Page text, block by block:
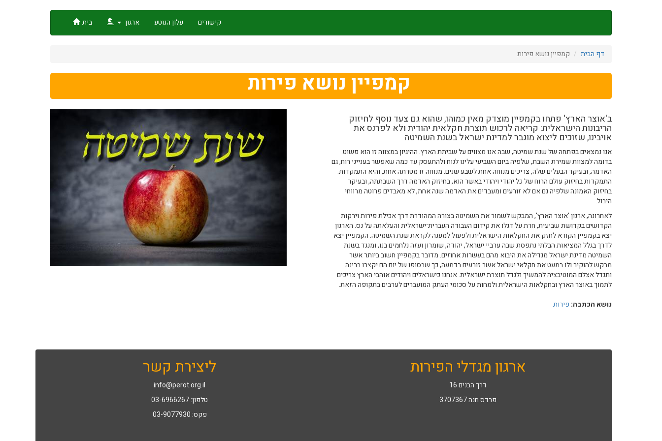
בית ארגון עלון הנוטע קישורים
דף הבית קמפיין נושא פירות
קמפיין נושא פירות
ב'אוצר הארץ' פתחו בקמפיין מוצדק מאין כמוהו, שהוא גם צעד נוסף לחיזוק
הריבונות הישראלית: קריאה לרכוש תוצרת חקלאית יהודית ולא לפרנס את
אויבינו, שזוכים ליצוא מוגבר למדינת ישראל בשנת השמיטה
אנו נמצאים בפתחה של שנת שמיטה, שבה אנו מצווים על שביתת הארץ. ההיגיון במצווה זו הוא פשוט.
בדומה למצוות שמירת השבת, שלפיה ביום השביעי עלינו לנוח ולהתעסק עד כמה שאפשר בענייני רוח, גם
האדמה, ובעיקר הבעלים שלה, צריכים מנוחה אחת לשבע שנים. מנוחה זו מטרתה אחת, והיא התמקדות.
התמקדות בחיזוק עולם הרוח של כל יהודי ויהודי באשר הוא, בחיזוק האדמה דרך השבתתה, ובעיקר
בחיזוק האמונה שלפיה גם אם לא זורעים ומעבדים את האדמה שנה אחת, לא מאבדים פרוטה מרווחי
היבול.
לאחרונה, ארגון 'אוצר הארץ', המבקש לשמור את השמיטה בצורה המהודרת דרך אכילת פירות וירקות
הקדושים בקדושת שביעית, חרת על דגלו את קידום העבודה העברית־ישראלית והעלאתה על נס. הארגון
יצא בקמפיין הקורא לחזק את החקלאות הישראלית ולפעול למענה לקראת שנת השמיטה. הקמפיין יצא
לדרך בגלל המציאות הבלתי נתפסת שבה ערביי ישראל, יהודה, שומרון ועזה נלחמים בנו, ומנגד בשנת
השמיטה מדינת ישראל מגדילה את היבוא מהם בעשרות אחוזים. מדובר בקמפיין חשוב ביותר אשר
מבקש להוקיר ולו במעט את חקלאי ישראל אשר זורעים בדמעה, כך שבסופו של יום הם יקצרו ברינה
ותגדל אצלם המוטיבציה להמשיך ולגדל תוצרת ישראלית. אנחנו כישראלים ויהודים אוהבי הארץ צריכים
לתמוך באוצר הארץ ובחקלאות הישראלית ולמחות על סכומי העתק המועברים לערבים בתקופה הזאת.
נושא הכתבה: פירות
ליצירת קשר
info@perot.org.il
טלפון: 03-6966267
פקס: 03-9077930
ארגון מגדלי הפירות
דרך הבנים 16
פרדס חנה 3707367